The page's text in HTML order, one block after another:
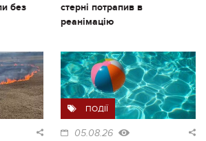
без
стерні потрапив в
реанімацію
ПОДІЇ
05.08.26